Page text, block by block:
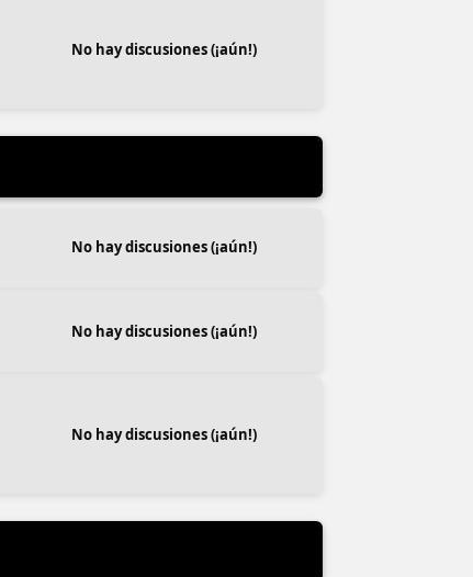
No hay discusiones (¡aún!)
No hay discusiones (¡aún!)
No hay discusiones (¡aún!)
No hay discusiones (¡aún!)